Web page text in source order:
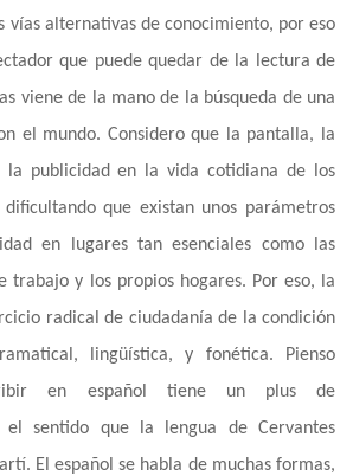
vías alternativas de conocimiento, por eso
que puede quedar de la lectura de
viene de la mano de la búsqueda de una
el mundo. Considero que la pantalla, la
la publicidad en la vida cotidiana de los
dificultando que existan unos parámetros
en lugares tan esenciales como las
trabajo y los propios hogares. Por eso, la
radical de ciudadanía de la condición
lingüística, y fonética. Pienso
en español tiene un plus de
el sentido que la lengua de Cervantes
El español se habla de muchas formas,